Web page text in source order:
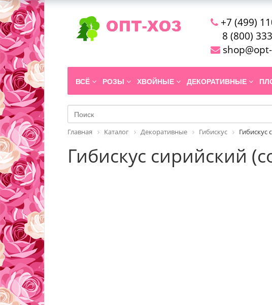
+7 (499)
8 (800)
ВСЁ РОЗЫ ХВОЙНЫЕ ДЕКОРАТИВНЫЕ
Главная Каталог Декоративные Гибискус Гибискус
Гибискус сирийский